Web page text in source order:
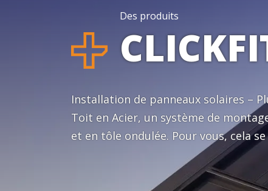
Des produits
Installation de panneaux solaires –
Toit en Acier, un système de
et en tôle ondulée. Pour vous, cela